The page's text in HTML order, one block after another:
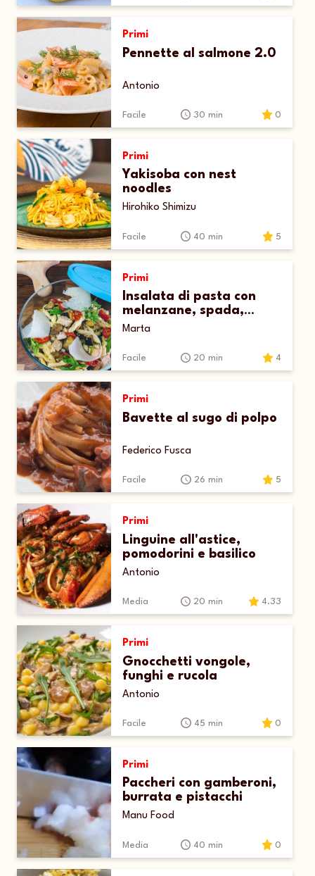
Primi
Pennette al salmone 2.0
Antonio
Facile 30 min 0
Primi
Yakisoba con nest
noodles
Hirohiko Shimizu
Facile 40 min 5
Primi
Insalata di pasta con
melanzane, spada,
pomodorini, rucola e
Marta
Facile 20 min 4
Primi
Bavette al sugo di polpo
Federico Fusca
Facile 26 min 5
Primi
Linguine all'astice,
pomodorini e basilico
Antonio
Media 20 min 4.33
Primi
Gnocchetti vongole,
funghi e rucola
Antonio
Facile 45 min 0
Primi
Paccheri con gamberoni,
burrata e pistacchi
Manu Food
Media 40 min 0